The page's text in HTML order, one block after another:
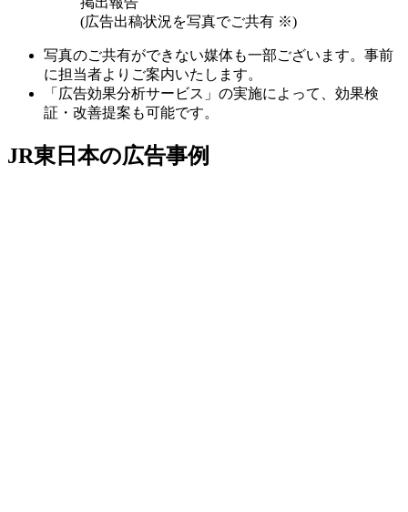
(広告出稿状況を写真でご共有 ※)
写真のご共有ができない媒体も一部ございます。事前
に担当者よりご案内いたします。
「広告効果分析サービス」の実施によって、効果検
証・改善提案も可能です。
JR東日本の広告事例